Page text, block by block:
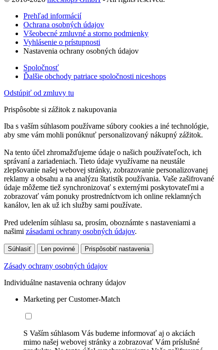
Prehľad informácií
Ochrana osobných údajov
Všeobecné zmluvné a storno podmienky
Vyhlásenie o prístupnosti
Nastavenia ochrany osobných údajov
Spoločnosť
Ďalšie obchody patriace spoločnosti niceshops
Odstúpiť od zmluvy tu
Prispôsobte si zážitok z nakupovania
Iba s vaším súhlasom používame súbory cookies a iné technológie,
aby sme vám mohli ponúknuť personalizovaný nákupný zážitok.
Na tento účel zhromažďujeme údaje o našich používateľoch, ich
správaní a zariadeniach. Tieto údaje využívame na neustále
zlepšovanie našej webovej stránky, zobrazovanie personalizovanej
reklamy a obsahu a na analýzu štatistík používania. Vaše zašifrované
údaje môžeme tiež synchronizovať s externými poskytovateľmi a
zobrazovať vám ponuky prostredníctvom ich online reklamných
kanálov, len ak už ich služby sami používate.
Pred udelením súhlasu sa, prosím, oboznámte s nastaveniami a
našimi zásadami ochrany osobných údajov.
Súhlasiť Len povinné Prispôsobiť nastavenia
Zásady ochrany osobných údajov
Individuálne nastavenia ochrany údajov
Marketing per Customer-Match
S Vaším súhlasom Vás budeme informovať aj o akciách
mimo našej webovej stránky a zobrazovať Vám príslušné